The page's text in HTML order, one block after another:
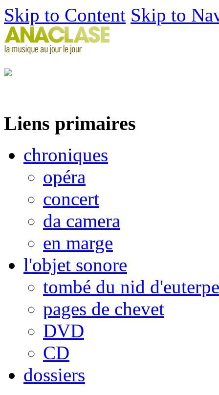
Skip to Content Skip to
Liens primaires
chroniques
opéra
concert
da camera
en marge
l'objet sonore
tombé du nid d'euterpe
pages de chevet
DVD
CD
dossiers